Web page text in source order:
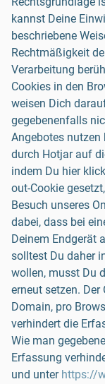
kannst Deine
beschriebene
Rechtmäßigkeit
Verarbeitung
Cookies in den
weisen Dich
gegebenenfalls
Angebotes
durch Hotjar auf
indem Du hier
out-Cookie
Besuch unseres
dabei, dass bei
Deinem Endgerät
solltest Du daher
wollen, musst Du
erneut setzen. Der
Domain, pro
verhindert die
Wie man
Erfassung
und unter https://